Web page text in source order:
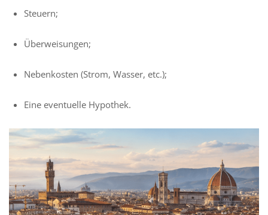
Steuern;
Überweisungen;
Nebenkosten (Strom, Wasser, etc.);
Eine eventuelle Hypothek.